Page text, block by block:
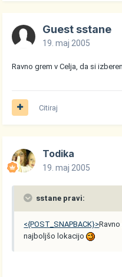
Guest sstane
19. maj 2005
Ravno grem v Celja, da si
Citiraj
Todika
19. maj 2005
sstane pravi:
<{POST_SNAPBACK}>
najboljšo lokacijo